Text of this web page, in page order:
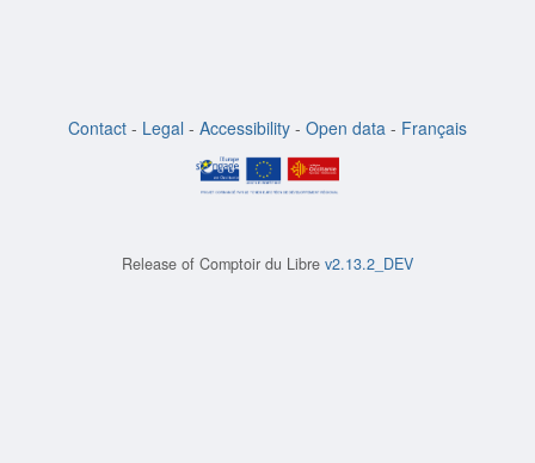
Contact - Legal - Accessibility - Open data - Français
Release of Comptoir du Libre v2.13.2_DEV